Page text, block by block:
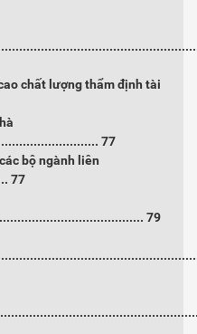
chất lượng thẩm định tài
77
bộ ngành liên
77
79